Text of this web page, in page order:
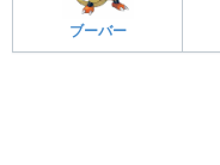
ブーバー